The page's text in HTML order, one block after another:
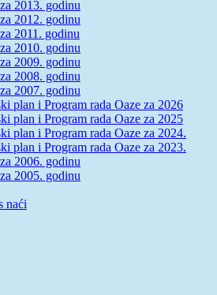
2013. godinu
2012. godinu
2011. godinu
2010. godinu
2009. godinu
2008. godinu
2007. godinu
plan i Program rada Oaze za 2026
plan i Program rada Oaze za 2025
plan i Program rada Oaze za 2024.
plan i Program rada Oaze za 2023.
2006. godinu
2005. godinu
naći